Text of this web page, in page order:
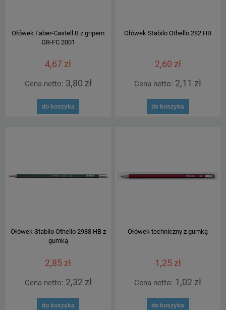
Ołówek Faber-Castell B z gripem
GR-FC 2001
4,67 zł
Cena netto: 3,80 zł
do koszyka
Ołówek Stabilo Othello 282 HB
2,60 zł
Cena netto: 2,11 zł
do koszyka
Ołówek Stabilo Othello 2988 HB z
gumką
2,85 zł
Cena netto: 2,32 zł
do koszyka
Ołówek techniczny z gumką
1,25 zł
Cena netto: 1,02 zł
do koszyka